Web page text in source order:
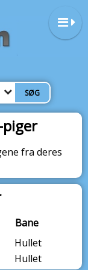
fra deres
Bane
Hullet
Hullet